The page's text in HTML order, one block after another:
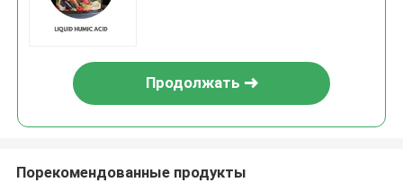
Продолжать
Порекомендованные продукты